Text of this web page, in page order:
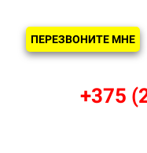
ПЕРЕЗВОНИТЕ МНЕ
+375